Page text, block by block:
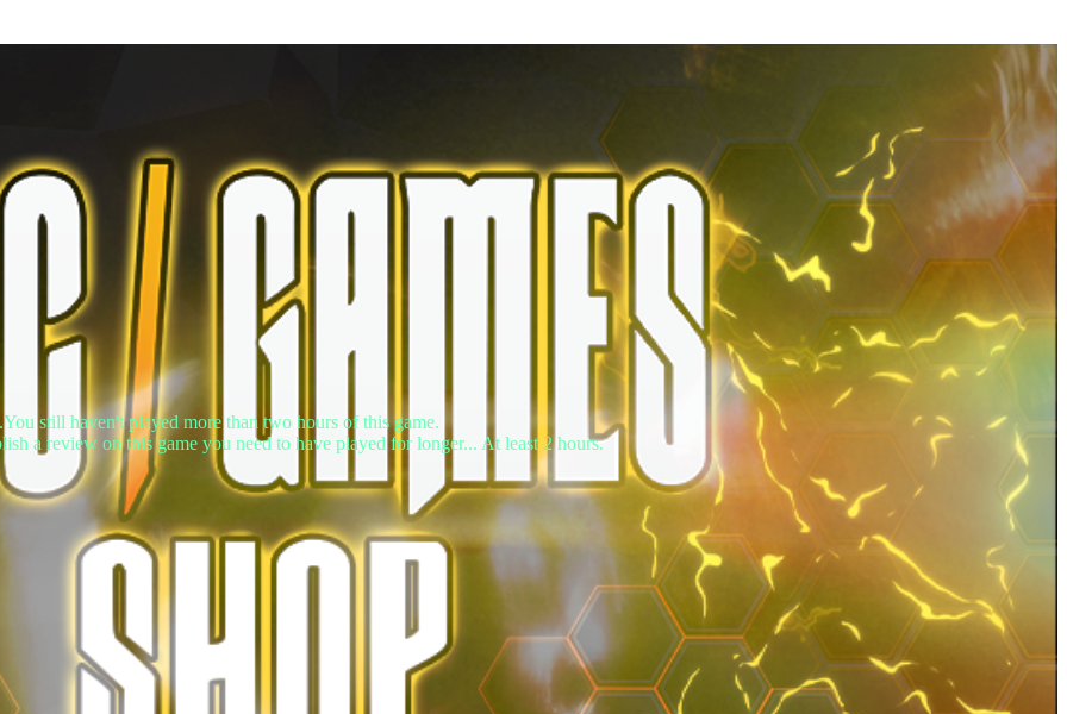
still haven't played more than two hours of this game.
a review on this game you need to have played for longer... At least 2 hours.